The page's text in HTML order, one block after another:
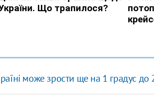
може зрости ще на 1 градус до